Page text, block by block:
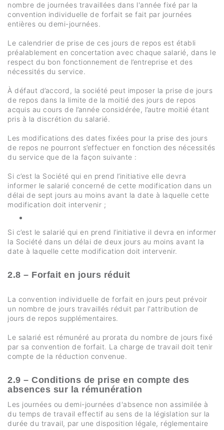
nombre de journées travaillées dans l'année fixé par la
convention individuelle de forfait se fait par journées
entières ou demi-journées.
Le calendrier de prise de ces jours de repos est établi
préalablement en concertation avec chaque salarié, dans le
respect du bon fonctionnement de l’entreprise et des
nécessités du service.
À défaut d’accord, la société peut imposer la prise de jours
de repos dans la limite de la moitié des jours de repos
acquis au cours de l’année considérée, l’autre moitié étant
pris à la discrétion du salarié.
Les modifications des dates fixées pour la prise des jours
de repos ne pourront s’effectuer en fonction des nécessités
du service que de la façon suivante :
Si c’est la Société qui en prend l’initiative elle devra
informer le salarié concerné de cette modification dans un
délai de sept jours au moins avant la date à laquelle cette
modification doit intervenir ;
Si c’est le salarié qui en prend l’initiative il devra en informer
la Société dans un délai de deux jours au moins avant la
date à laquelle cette modification doit intervenir.
2.8 – Forfait en jours réduit
La convention individuelle de forfait en jours peut prévoir
un nombre de jours travaillés réduit par l'attribution de
jours de repos supplémentaires.
Le salarié est rémunéré au prorata du nombre de jours fixé
par sa convention de forfait. La charge de travail doit tenir
compte de la réduction convenue.
2.9 – Conditions de prise en compte des
absences sur la rémunération
Les journées ou demi-journées d'absence non assimilée à
du temps de travail effectif au sens de la législation sur la
durée du travail, par une disposition légale, réglementaire